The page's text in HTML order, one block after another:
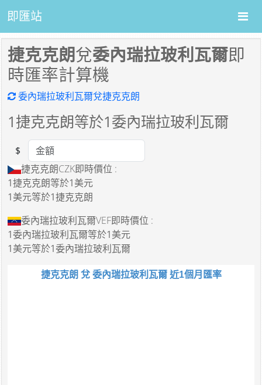
即匯站
捷克克朗兌委內瑞拉玻利瓦爾即
時匯率計算機
委內瑞拉玻利瓦爾兌捷克克朗
1捷克克朗等於1委內瑞拉玻利瓦爾
Amount
$
捷克克朗CZK即時價位 :
1捷克克朗等於1美元
1美元等於1捷克克朗
委內瑞拉玻利瓦爾VEF即時價位 :
1委內瑞拉玻利瓦爾等於1美元
1美元等於1委內瑞拉玻利瓦爾
捷克克朗 兌 委內瑞拉玻利瓦爾 近1個月匯率